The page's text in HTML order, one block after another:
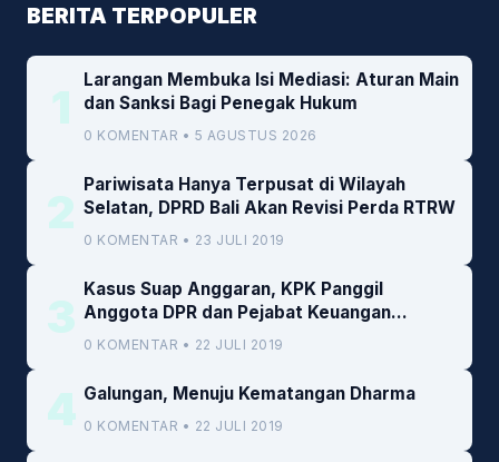
BERITA TERPOPULER
1
Larangan Membuka Isi Mediasi: Aturan Main
dan Sanksi Bagi Penegak Hukum
0 KOMENTAR • 5 AGUSTUS 2026
2
Pariwisata Hanya Terpusat di Wilayah
Selatan, DPRD Bali Akan Revisi Perda RTRW
0 KOMENTAR • 23 JULI 2019
3
Kasus Suap Anggaran, KPK Panggil
Anggota DPR dan Pejabat Keuangan
Kemenkeu
0 KOMENTAR • 22 JULI 2019
4 Galungan, Menuju Kematangan Dharma
0 KOMENTAR • 22 JULI 2019